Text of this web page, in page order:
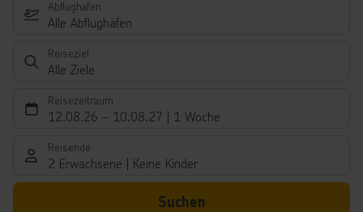
Abflughafen
Alle Abflughäfen
Reiseziel
Alle Ziele
Reisezeitraum
12.08.26 – 10.08.27 1 Woche
Reisende
2 Erwachsene Keine Kinder
Suchen